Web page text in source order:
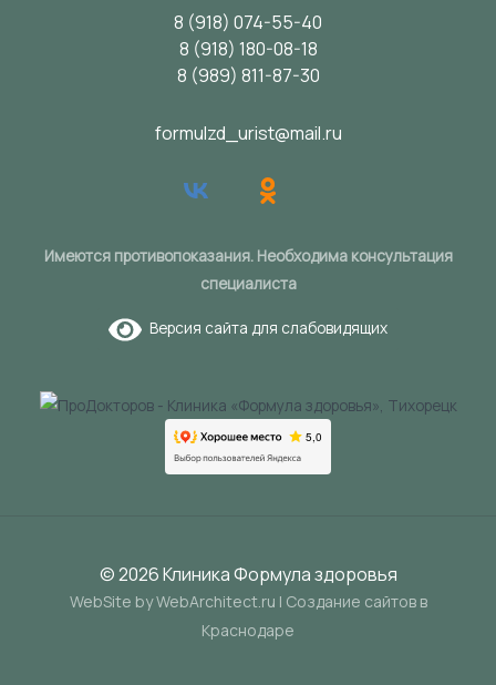
8 (918) 074-55-40
8 (918) 180-08-18
8 (989) 811-87-30
formulzd_urist@mail.ru
Имеются противопоказания. Необходима консультация
специалиста
Версия сайта для слабовидящих
© 2026 Клиника Формула здоровья
WebSite by WebArchitect.ru | Cоздание сайтов в
Краснодаре